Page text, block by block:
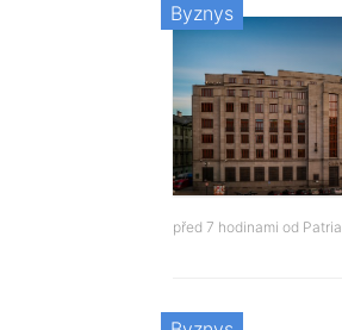
Byznys
před 7 hodinami od Patria